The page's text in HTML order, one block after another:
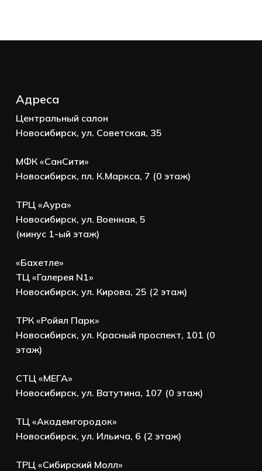
Адреса
Центральный салон
Новосибирск, ул. Советская, 35
МФК «СанСити»
Новосибирск, пл. К.Маркса, 7 (0 этаж)
ТРЦ «Аура»
Новосибирск, ул. Военная, 5
(минус 1-ый этаж)
«Бахетле»
ТЦ «Галерея N1»
Новосибирск, ул. Кирова, 25 (2 этаж)
ТРК «Ройял Парк»
Новосибирск, ул. Красный проспект, 101 (0
этаж)
СТЦ «МЕГА»
Новосибирск, ул. Ватутина, 107 (0 этаж)
ТЦ «Академгородок»
Новосибирск, ул. Ильича, 6 (2 этаж)
ТРЦ «Сибирский Молл»